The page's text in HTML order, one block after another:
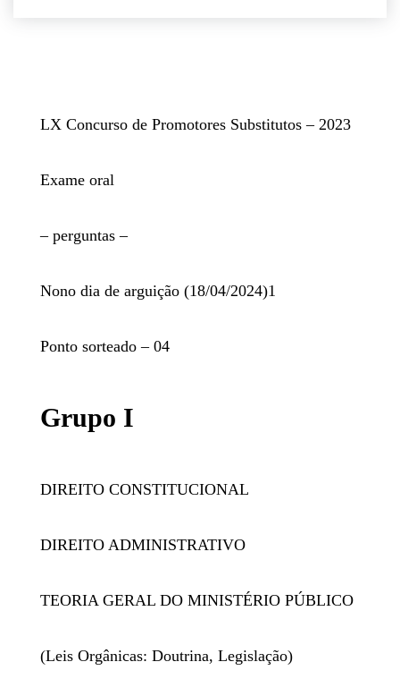
LX Concurso de Promotores Substitutos – 2023
Exame oral
– perguntas –
Nono dia de arguição (18/04/2024)1
Ponto sorteado – 04
​Grupo I
DIREITO CONSTITUCIONAL
DIREITO ADMINISTRATIVO
TEORIA GERAL DO MINISTÉRIO PÚBLICO
(Leis Orgânicas: Doutrina, Legislação)